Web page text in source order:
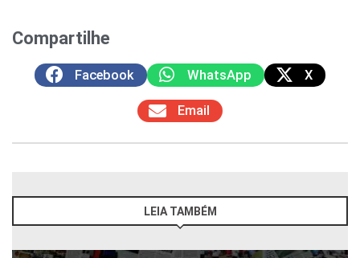
Compartilhe
Facebook WhatsApp X
Email
LEIA TAMBÉM